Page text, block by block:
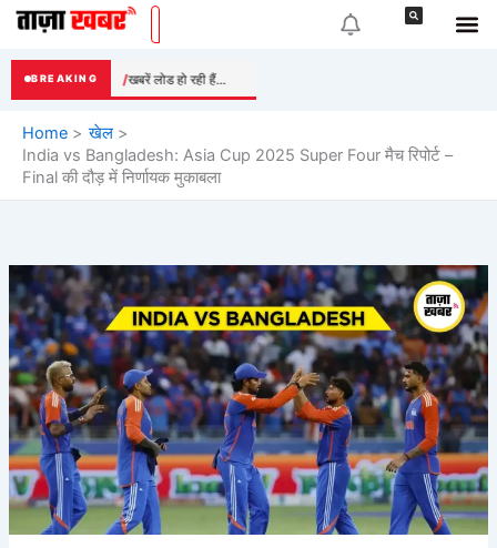
Skip
content
BREAKING खबरें लोड हो रही हैं...
Home
खेल
India vs Bangladesh: Asia Cup 2025 Super Four मैच रिपोर्ट –
Final की दौड़ में निर्णायक मुकाबला